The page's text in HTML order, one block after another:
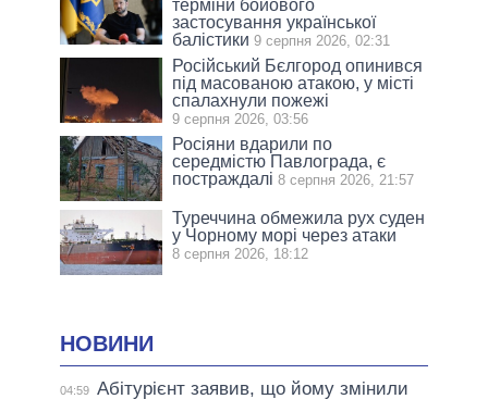
терміни бойового
застосування української
балістики 9 серпня 2026, 02:31
Російський Бєлгород опинився
під масованою атакою, у місті
спалахнули пожежі
9 серпня 2026, 03:56
Росіяни вдарили по
середмістю Павлограда, є
постраждалі 8 серпня 2026, 21:57
Туреччина обмежила рух суден
у Чорному морі через атаки
8 серпня 2026, 18:12
НОВИНИ
04:59 Абітурієнт заявив, що йому змінили